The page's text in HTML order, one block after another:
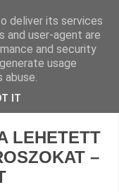
LEHETETT
–
deliver its services
and user-agent are
and security
usage
IT